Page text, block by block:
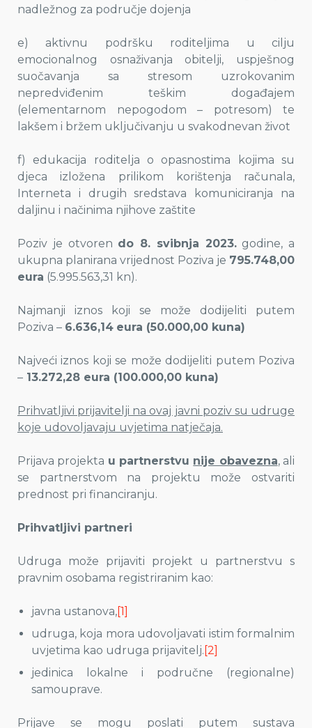
nadležnog za područje dojenja
e) aktivnu podršku roditeljima u cilju
emocionalnog osnaživanja obitelji, uspješnog
suočavanja sa stresom uzrokovanim
nepredviđenim teškim događajem
(elementarnom nepogodom – potresom) te
lakšem i bržem uključivanju u svakodnevan život
f) edukacija roditelja o opasnostima kojima su
djeca izložena prilikom korištenja računala,
Interneta i drugih sredstava komuniciranja na
daljinu i načinima njihove zaštite
Poziv je otvoren do 8. svibnja 2023.godine, a
ukupna planirana vrijednost Poziva je 795.748,00
eura (5.995.563,31 kn).
Najmanji iznos koji se može dodijeliti putem
Poziva – 6.636,14 eura (50.000,00 kuna)
Najveći iznos koji se može dodijeliti putem Poziva
– 13.272,28 eura (100.000,00 kuna)
Prihvatljivi prijavitelji na ovaj javni poziv su udruge
koje udovoljavaju uvjetima natječaja.
Prijava projekta u partnerstvu nije obavezna, ali
se partnerstvom na projektu može ostvariti
prednost pri financiranju.
Prihvatljivi partneri
Udruga može prijaviti projekt u partnerstvu s
pravnim osobama registriranim kao:
javna ustanova,[1]
udruga, koja mora udovoljavati istim formalnim
uvjetima kao udruga prijavitelj. [2]
jedinica lokalne i područne (regionalne)
samouprave.
Prijave se mogu poslati putem sustava